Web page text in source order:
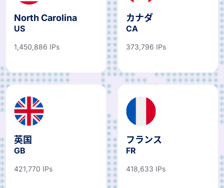
North Carolina
US
1,450,886 IPs
カナダ
CA
373,796 IPs
英国
GB
421,770 IPs
フランス
FR
418,633 IPs